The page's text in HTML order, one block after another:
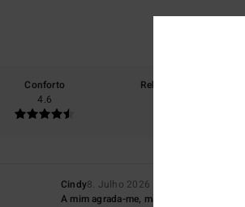
Conforto
4.6
Relação qualidade/preço
Cindy8. Julho 2026
A mim agrada-me, mas à primeira vista não